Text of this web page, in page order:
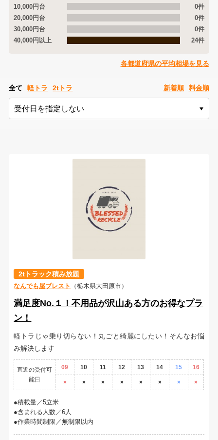
10,000円台
0件
20,000円台
0件
30,000円台
0件
40,000円以上
24件
各都道府県の平均相場を見る
全て 軽トラ 2tトラ 新着順 料金順
2tトラック積み放題
なんでも屋ブレスト （栃木県大田原市）
満足度No.１！不用品が沢山ある方のお得なプラ
ン！
軽トラじゃ乗り切らない！丸ごと綺麗にしたい！そんなお悩
み解決します
直近の受付可
能日
09 10 11 12 13 14 15 16
× × × × × × × ×
積載量／5立米
含まれる人数／6人
作業時間制限／無制限以内